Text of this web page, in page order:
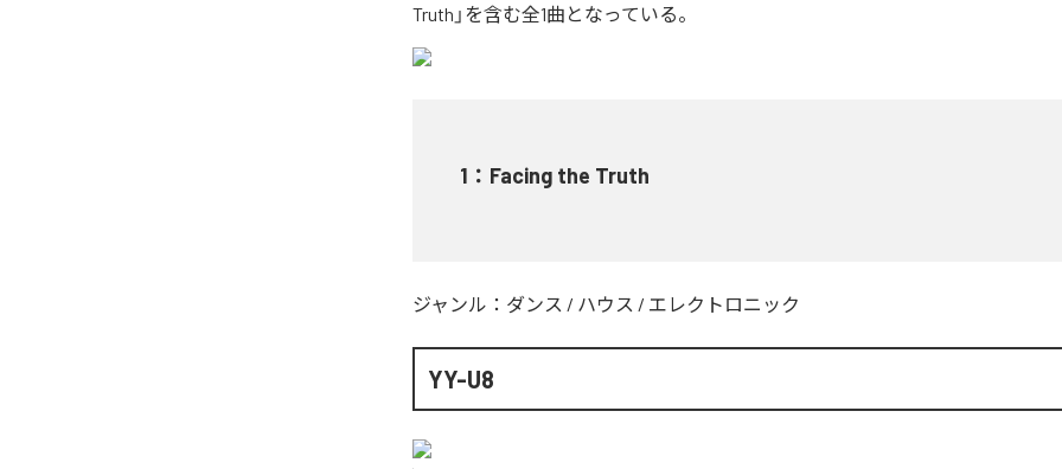
Truth」を含む全1曲となっている。
1 ： Facing the Truth
ジャンル： ダンス / ハウス / エレクトロニック
YY-U8